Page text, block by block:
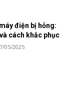
điện bị hỏng:
cách khắc phục
05/2025